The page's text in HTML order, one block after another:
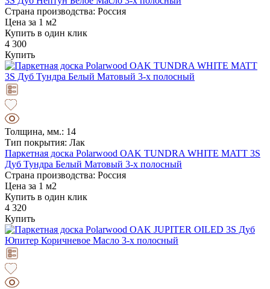
Страна производства: Россия
Цена за 1 м2
Купить в один клик
4 300
Купить
Толщина, мм.: 14
Тип покрытия: Лак
Паркетная доска Polarwood OAK TUNDRA WHITE MATT 3S
Дуб Тундра Белый Матовый 3-х полосный
Страна производства: Россия
Цена за 1 м2
Купить в один клик
4 320
Купить